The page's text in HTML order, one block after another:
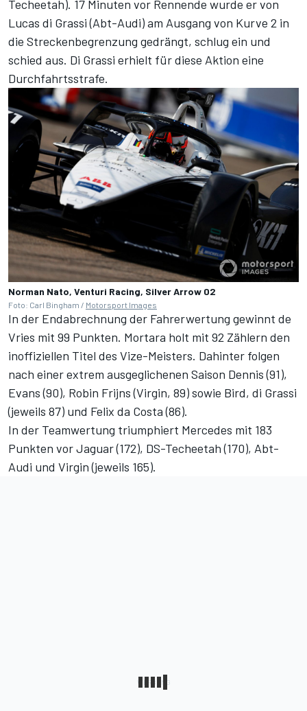
Techeetah). 17 Minuten vor Rennende wurde er von
Lucas di Grassi (Abt-Audi) am Ausgang von Kurve 2 in
die Streckenbegrenzung gedrängt, schlug ein und
schied aus. Di Grassi erhielt für diese Aktion eine
Durchfahrtsstrafe.
Norman Nato, Venturi Racing, Silver Arrow 02
Foto: Carl Bingham / Motorsport Images
In der Endabrechnung der Fahrerwertung gewinnt de
Vries mit 99 Punkten. Mortara holt mit 92 Zählern den
inoffiziellen Titel des Vize-Meisters. Dahinter folgen
nach einer extrem ausgeglichenen Saison Dennis (91),
Evans (90), Robin Frijns (Virgin, 89) sowie Bird, di Grassi
(jeweils 87) und Felix da Costa (86).
In der Teamwertung triumphiert Mercedes mit 183
Punkten vor Jaguar (172), DS-Techeetah (170), Abt-
Audi und Virgin (jeweils 165).